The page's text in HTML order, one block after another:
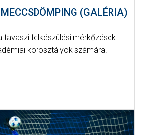
(GALÉRIA)
tavaszi felkészülési mérkőzések
korosztályok számára.